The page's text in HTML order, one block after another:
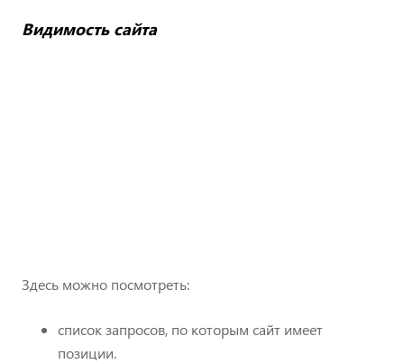
Видимость сайта
Здесь можно посмотреть:
список запросов, по которым сайт имеет
позиции.